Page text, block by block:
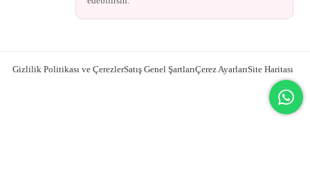
Gizlilik Politikası ve ÇerezlerSatış Genel ŞartlarıÇerez AyarlarıSite Haritası